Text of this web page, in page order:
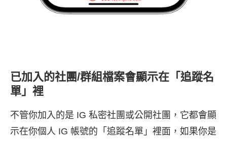
已加入的社團/群組檔案會顯示在「追蹤名
單」裡
不管你加入的是 IG 私密社團或公開社團，它都會顯
示在你個人 IG 帳號的「追蹤名單」裡面，如果你是